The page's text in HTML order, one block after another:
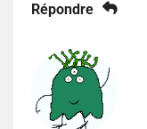
Répondre